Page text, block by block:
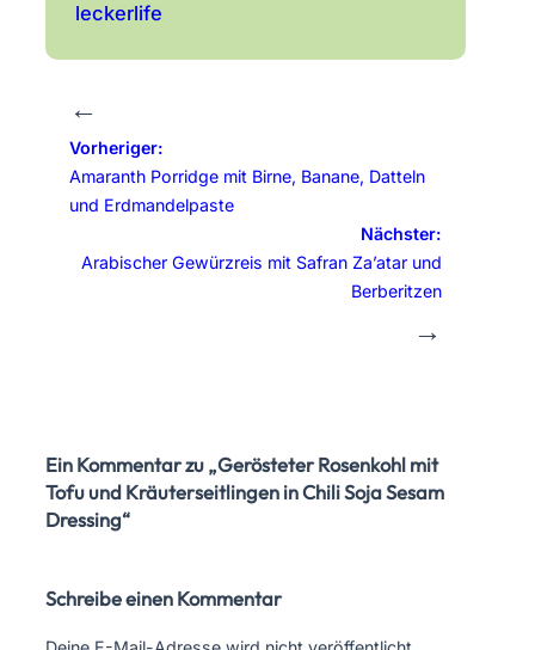
leckerlife
←
Vorheriger:
Amaranth Porridge mit Birne, Banane, Datteln
und Erdmandelpaste
Nächster:
Arabischer Gewürzreis mit Safran Za’atar und
Berberitzen
→
Ein Kommentar zu „Gerösteter Rosenkohl mit
Tofu und Kräuterseitlingen in Chili Soja Sesam
Dressing“
Schreibe einen Kommentar